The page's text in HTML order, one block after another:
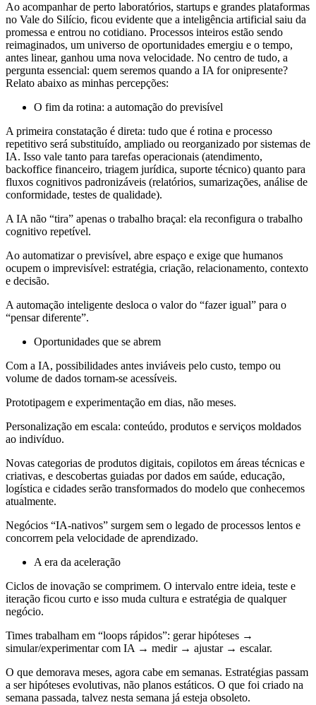
Ao acompanhar de perto laboratórios, startups e grandes plataformas
no Vale do Silício, ficou evidente que a inteligência artificial saiu da
promessa e entrou no cotidiano. Processos inteiros estão sendo
reimaginados, um universo de oportunidades emergiu e o tempo,
antes linear, ganhou uma nova velocidade. No centro de tudo, a
pergunta essencial: quem seremos quando a IA for onipresente?
Relato abaixo as minhas percepções:
O fim da rotina: a automação do previsível
A primeira constatação é direta: tudo que é rotina e processo
repetitivo será substituído, ampliado ou reorganizado por sistemas de
IA. Isso vale tanto para tarefas operacionais (atendimento,
backoffice financeiro, triagem jurídica, suporte técnico) quanto para
fluxos cognitivos padronizáveis (relatórios, sumarizações, análise de
conformidade, testes de qualidade).
A IA não “tira” apenas o trabalho braçal: ela reconfigura o trabalho
cognitivo repetível.
Ao automatizar o previsível, abre espaço e exige que humanos
ocupem o imprevisível: estratégia, criação, relacionamento, contexto
e decisão.
A automação inteligente desloca o valor do “fazer igual” para o
“pensar diferente”.
Oportunidades que se abrem
Com a IA, possibilidades antes inviáveis pelo custo, tempo ou
volume de dados tornam-se acessíveis.
Prototipagem e experimentação em dias, não meses.
Personalização em escala: conteúdo, produtos e serviços moldados
ao indivíduo.
Novas categorias de produtos digitais, copilotos em áreas técnicas e
criativas, e descobertas guiadas por dados em saúde, educação,
logística e cidades serão transformados do modelo que conhecemos
atualmente.
Negócios “IA-nativos” surgem sem o legado de processos lentos e
concorrem pela velocidade de aprendizado.
A era da aceleração
Ciclos de inovação se comprimem. O intervalo entre ideia, teste e
iteração ficou curto e isso muda cultura e estratégia de qualquer
negócio.
Times trabalham em “loops rápidos”: gerar hipóteses →
simular/experimentar com IA → medir → ajustar → escalar.
O que demorava meses, agora cabe em semanas. Estratégias passam
a ser hipóteses evolutivas, não planos estáticos. O que foi criado na
semana passada, talvez nesta semana já esteja obsoleto.